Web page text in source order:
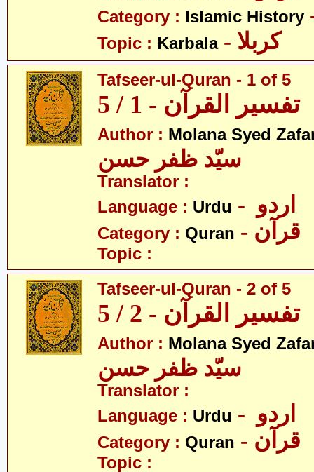
Category : Islamic History
Topic : Karbala - کربلا
Tafseer-ul-Quran - 1 of 5
تفسیر القرآن - 1 / 5
Author : Molana Syed
سیّد ظفر حسن
Translator :
Language : Urdu
Category : Quran - قرآن
Topic :
Tafseer-ul-Quran - 2 of 5
تفسیر القرآن - 2 / 5
Author : Molana Syed
سیّد ظفر حسن
Translator :
Language : Urdu
Category : Quran - قرآن
Topic :